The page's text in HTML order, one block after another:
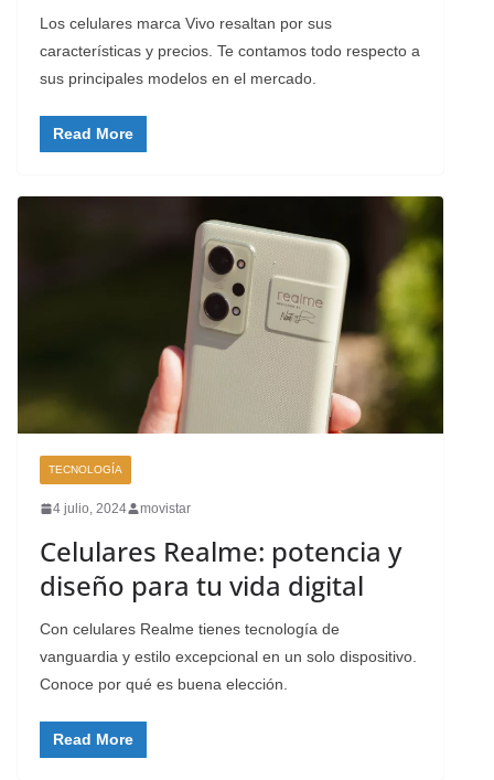
Los celulares marca Vivo resaltan por sus
características y precios. Te contamos todo respecto a
sus principales modelos en el mercado.
Read More
TECNOLOGÍA
4 julio, 2024 movistar
Celulares Realme: potencia y
diseño para tu vida digital
Con celulares Realme tienes tecnología de
vanguardia y estilo excepcional en un solo dispositivo.
Conoce por qué es buena elección.
Read More